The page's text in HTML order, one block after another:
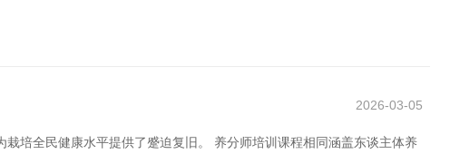
2026-03-05
培全民健康水平提供了蹙迫复旧。 养分师培训课程相同涵盖东谈主体养